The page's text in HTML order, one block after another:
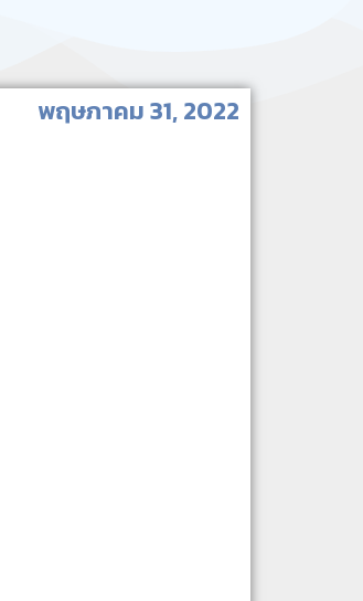
พฤษภาคม 31, 2022